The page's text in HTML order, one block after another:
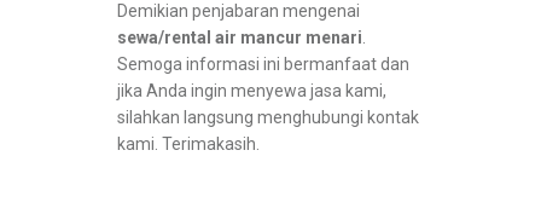
Demikian penjabaran mengenai
sewa/rental air mancur menari
Semoga informasi ini bermanfaat dan
jika Anda ingin menyewa jasa kami,
silahkan langsung menghubungi kontak
kami. Terimakasih.